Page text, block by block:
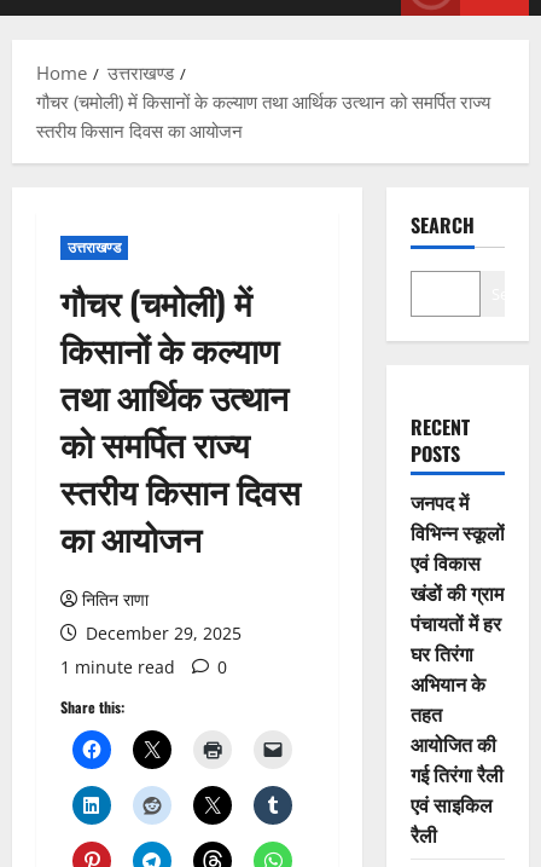
Home
उत्तराखण्ड
गौचर (चमोली) में किसानों के कल्याण तथा आर्थिक उत्थान को समर्पित राज्य
स्तरीय किसान दिवस का आयोजन
उत्तराखण्ड
गौचर (चमोली) में
किसानों के कल्याण
तथा आर्थिक उत्थान
को समर्पित राज्य
स्तरीय किसान दिवस
का आयोजन
नितिन राणा
December 29, 2025
1 minute read
0
Share this:
SEARCH
RECENT
POSTS
जनपद में
विभिन्न स्कूलों
एवं विकास
खंडों की ग्राम
पंचायतों में हर
घर तिरंगा
अभियान के
तहत
आयोजित की
गई तिरंगा रैली
एवं साइकिल
रैली